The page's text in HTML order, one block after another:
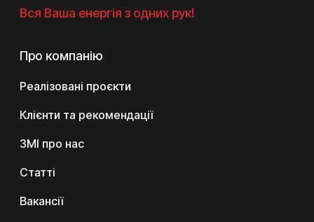
Вся Ваша енергія з одних рук!
Про компанію
Реалізовані проєкти
Клієнти та рекомендації
ЗМІ про нас
Статті
Вакансії